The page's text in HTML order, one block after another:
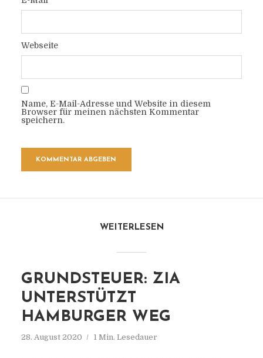
Webseite
Name, E-Mail-Adresse und Website in diesem
Browser für meinen nächsten Kommentar
speichern.
WEITERLESEN
GRUNDSTEUER: ZIA
UNTERSTÜTZT
HAMBURGER WEG
28. August 2020 1 Min. Lesedauer